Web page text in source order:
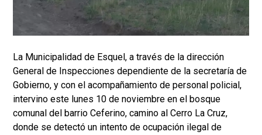
La Municipalidad de Esquel, a través de la dirección
General de Inspecciones dependiente de la secretaría de
Gobierno, y con el acompañamiento de personal policial,
intervino este lunes 10 de noviembre en el bosque
comunal del barrio Ceferino, camino al Cerro La Cruz,
donde se detectó un intento de ocupación ilegal de